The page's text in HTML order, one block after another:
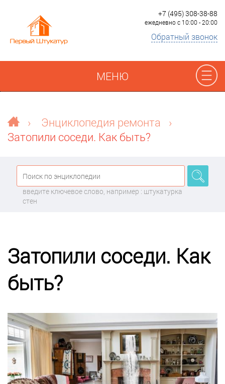
+7 (495) 308-38-88
ежедневно с 10:00 - 20:00
Обратный звонок
МЕНЮ
Наши работы
Преимущества
О компании
Этапы работ
Энциклопедия ремонта
Контакты
› Энциклопедия ремонта
›
Затопили соседи. Как быть?
введите ключевое слово, например : штукатурка
стен
Затопили соседи. Как
быть?